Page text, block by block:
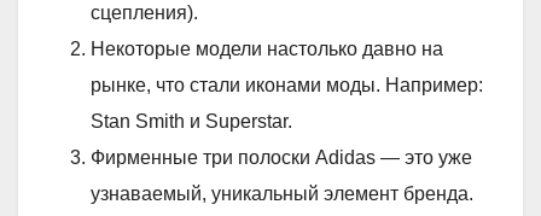
сцепления).
Некоторые модели настолько давно на
рынке, что стали иконами моды. Например:
Stan Smith и Superstar.
Фирменные три полоски Adidas — это уже
узнаваемый, уникальный элемент бренда.